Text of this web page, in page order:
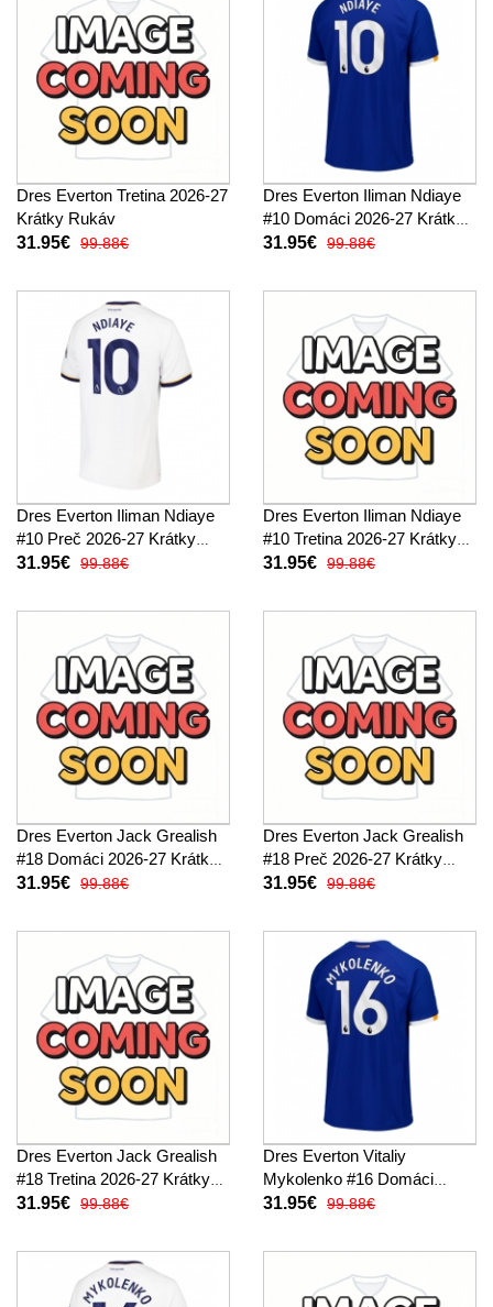
Dres Everton Tretina 2026-27
Krátky Rukáv
31.95€ 99.88€
Dres Everton Iliman Ndiaye
#10 Domáci 2026-27 Krátky
Rukáv
31.95€ 99.88€
Dres Everton Iliman Ndiaye
#10 Preč 2026-27 Krátky
Rukáv
31.95€ 99.88€
Dres Everton Iliman Ndiaye
#10 Tretina 2026-27 Krátky
Rukáv
31.95€ 99.88€
Dres Everton Jack Grealish
#18 Domáci 2026-27 Krátky
Rukáv
31.95€ 99.88€
Dres Everton Jack Grealish
#18 Preč 2026-27 Krátky
Rukáv
31.95€ 99.88€
Dres Everton Jack Grealish
#18 Tretina 2026-27 Krátky
Rukáv
31.95€ 99.88€
Dres Everton Vitaliy
Mykolenko #16 Domáci
2026-27 Krátky Rukáv
31.95€ 99.88€